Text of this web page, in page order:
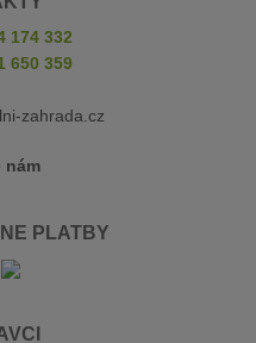
174 332
650 359
zahrada.cz
nám
PLATBY